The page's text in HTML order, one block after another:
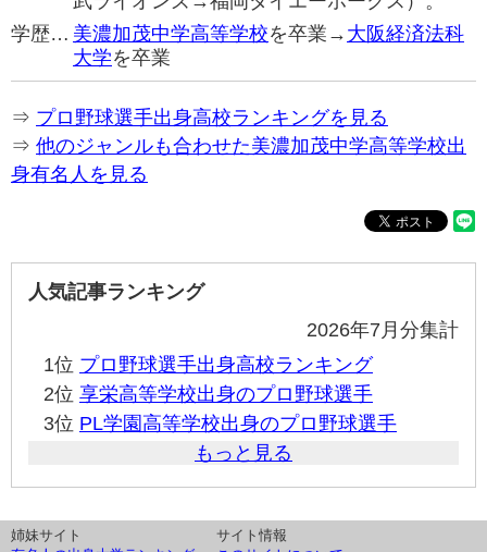
学歴… 美濃加茂中学高等学校を卒業→ 大阪経済法科
大学を卒業
⇒ プロ野球選手出身高校ランキングを見る
⇒ 他のジャンルも合わせた美濃加茂中学高等学校出
身有名人を見る
人気記事ランキング
2026年7月分集計
1位 プロ野球選手出身高校ランキング
2位 享栄高等学校出身のプロ野球選手
3位 PL学園高等学校出身のプロ野球選手
もっと見る
姉妹サイト
サイト情報